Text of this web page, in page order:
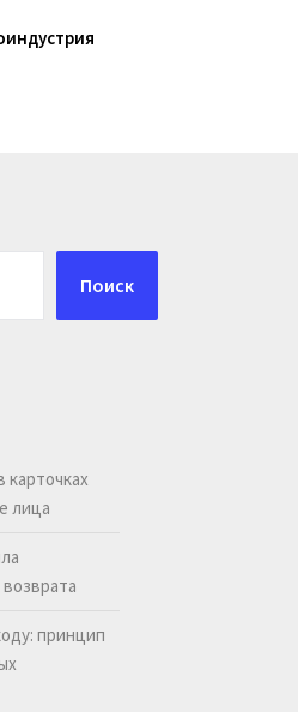
Поиск
карточках
лица
принцип